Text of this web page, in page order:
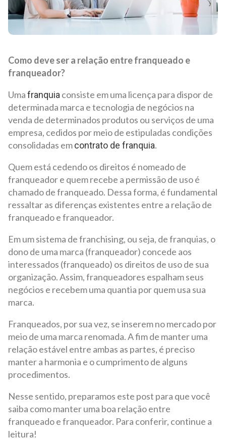
Como deve ser a relação entre franqueado e
franqueador?
Umafranquia consiste em uma licença para dispor de
determinada marca e tecnologia de negócios na
venda de determinados produtos ou serviços de uma
empresa, cedidos por meio de estipuladas condições
consolidadas emcontrato de franquia.
Quem está cedendo os direitos é nomeado de
franqueador e quem recebe a permissão de uso é
chamado de franqueado. Dessa forma, é fundamental
ressaltar as diferenças existentes entre a relação de
franqueado e franqueador.
Em um sistema de franchising, ou seja, de franquias, o
dono de uma marca (franqueador) concede aos
interessados (franqueado) os direitos de uso de sua
organização. Assim, franqueadores espalham seus
negócios e recebem uma quantia por quem usa sua
marca.
Franqueados, por sua vez, se inserem no mercado por
meio de uma marca renomada. A fim de manter uma
relação estável entre ambas as partes, é preciso
manter a harmonia e o cumprimento de alguns
procedimentos.
Nesse sentido, preparamos este post para que você
saiba como manter uma boa relação entre
franqueado e franqueador. Para conferir, continue a
leitura!